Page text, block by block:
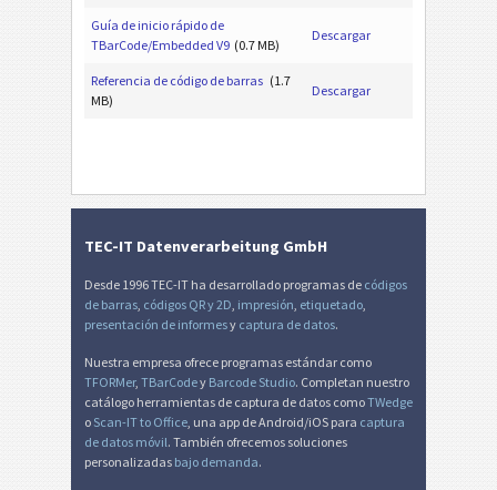
Guía de inicio rápido de
TBarCode/Embedded V9 (0.7 MB)
Descargar
Referencia de código de barras (1.7
MB)
Descargar
TEC-IT Datenverarbeitung GmbH
Desde 1996 TEC-IT ha desarrollado programas de códigos
de barras, códigos QR y 2D, impresión, etiquetado,
presentación de informesy captura de datos.
Nuestra empresa ofrece programas estándar como
TFORMer, TBarCodey Barcode Studio. Completan nuestro
catálogo herramientas de captura de datos comoTWedge
o Scan-IT to Office, una app de Android/iOS para captura
de datos móvil. También ofrecemos soluciones
personalizadas bajo demanda.